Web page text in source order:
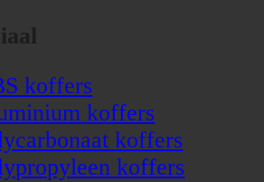
koffers
koffers
koffers
koffers